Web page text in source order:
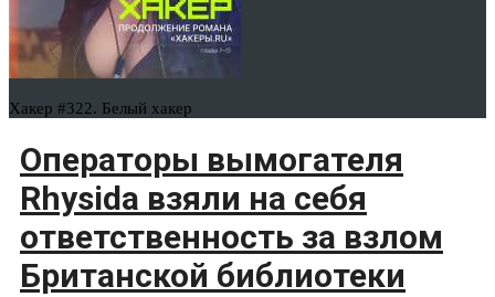
Хакер #322. Белый хакер
Операторы вымогателя
Rhysida взяли на себя
ответственность за взлом
Британской библиотеки